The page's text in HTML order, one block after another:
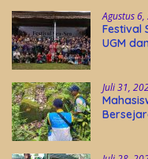
Agustus
Festival
UGM
Juli 31,